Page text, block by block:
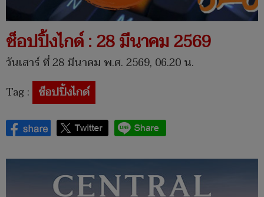
ช็อปปิ้งไกด์ : 28 มีนาคม 2569
วันเสาร์ ที่ 28 มีนาคม พ.ศ. 2569, 06.20 น.
Tag : ช็อปปิ้งไกด์